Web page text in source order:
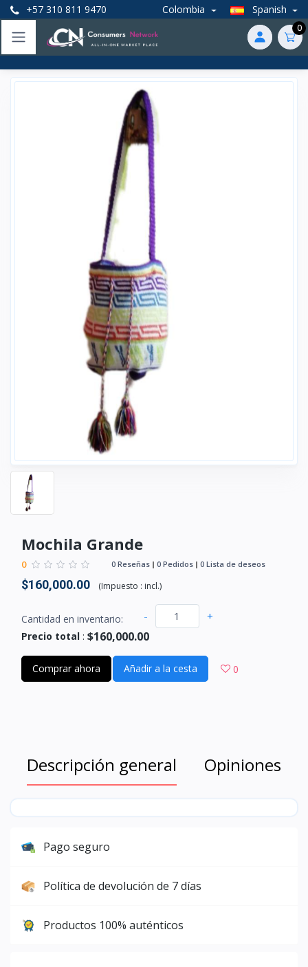
+57 310 811 9470 Colombia Spanish
0
Mochila Grande
0 0 Reseñas 0 Pedidos 0 Lista de deseos
$160,000.00 (Impuesto : incl.)
Cantidad en inventario: - +
Precio total : $160,000.00
Comprar ahora Añadir a la cesta 0
Descripción general Opiniones
Pago seguro
Política de devolución de 7 días
Productos 100% auténticos